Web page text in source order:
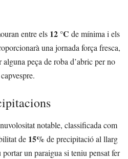
entre els 12 °C de mínima i els
una jornada força fresca,
peça de roba d’abric per no
notable, classificada com
de 15% de precipitació al llarg
un paraigua si teniu pensat fer